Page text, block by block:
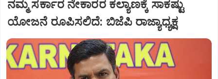
ನಮ್ಮ ಸರ್ಕಾರ ನೇಕಾರರ ಕಲ್ಯಾಣಕ್ಕೆ ಸಾಕಷ್ಟು
ಯೋಜನೆ ರೂಪಿಸಲಿದೆ: ಬಿಜೆಪಿ ರಾಜ್ಯಾಧ್ಯಕ್ಷ